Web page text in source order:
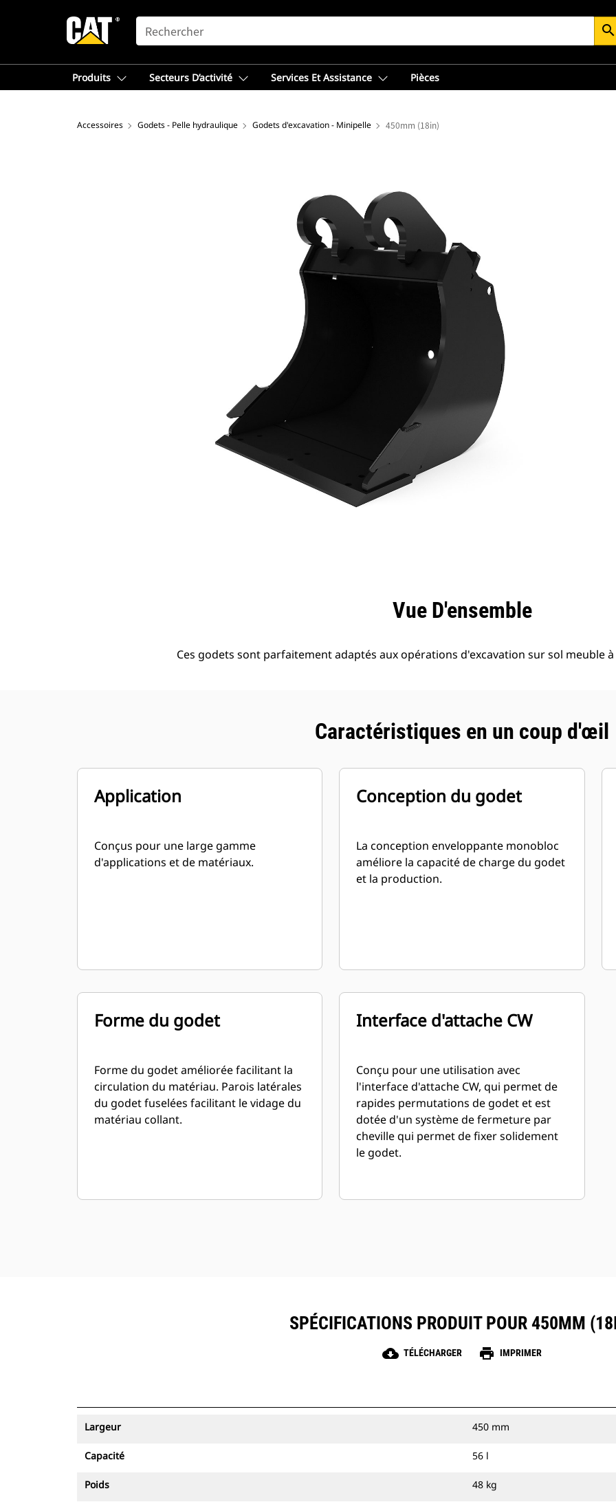
SEARCH search
Produits Secteurs D’activité Services Et Assistance Pièces
Accessoires Godets - Pelle hydraulique Godets d'excavation - Minipelle 450mm (18in)
Vue D'ensemble
Ces godets sont parfaitement adaptés aux opérations d'excavation sur sol meuble
Caractéristiques en un coup d'œil
Application
Conçus pour une large gamme
d'applications et de matériaux.
Conception du godet
La conception enveloppante monobloc
améliore la capacité de charge du godet
et la production.
Forme du godet
Forme du godet améliorée facilitant la
circulation du matériau. Parois latérales
du godet fuselées facilitant le vidage du
matériau collant.
Interface d'attache CW
Conçu pour une utilisation avec
l'interface d'attache CW, qui permet de
rapides permutations de godet et est
dotée d'un système de fermeture par
cheville qui permet de fixer solidement
le godet.
SPÉCIFICATIONS PRODUIT POUR 450MM
cloud_download TÉLÉCHARGER print IMPRIMER
Largeur 450 mm
Capacité 56 l
Poids 48 kg